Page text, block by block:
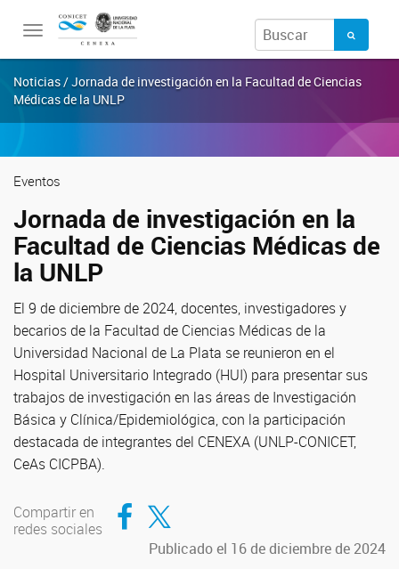
Toggle
Noticias / Jornada de investigación en la Facultad de Ciencias
Médicas de la UNLP
Eventos
Jornada de investigación en la
Facultad de Ciencias Médicas de
la UNLP
El 9 de diciembre de 2024, docentes, investigadores y
becarios de la Facultad de Ciencias Médicas de la
Universidad Nacional de La Plata se reunieron en el
Hospital Universitario Integrado (HUI) para presentar sus
trabajos de investigación en las áreas de Investigación
Básica y Clínica/Epidemiológica, con la participación
destacada de integrantes del CENEXA (UNLP-CONICET,
CeAs CICPBA).
Compartir en
redes sociales
Compartir en Facebook
Compartir en Twitter
Publicado el 16 de diciembre de 2024